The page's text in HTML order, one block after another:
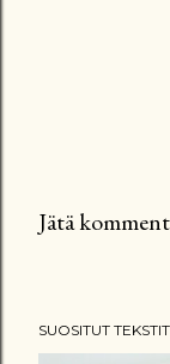
e
Jätä
SUOSITUT TEKSTIT